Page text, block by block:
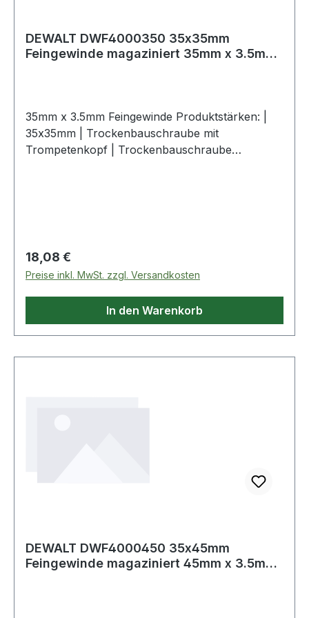
DEWALT DWF4000350 35x35mm
Feingewinde magaziniert 35mm x 3.5mm
35mm x 3.5mm Feingewinde Produktstärken: |
35x35mm | Trockenbauschraube mit
Trompetenkopf | Trockenbauschraube
Streifen, für einfache Installation und zur
Vermeidung von Schraubenverklemmung
Garantieumfang: | Keine DEWALT Garantie
Weitere Produkte im Bereich
Regulärer Preis:
18,08 €
Preise inkl. MwSt. zzgl. Versandkosten
In den Warenkorb
DEWALT DWF4000450 35x45mm
Feingewinde magaziniert 45mm x 3.5mm